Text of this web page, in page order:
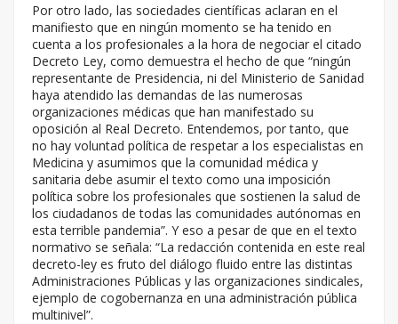
Por otro lado, las sociedades científicas aclaran en el
manifiesto que en ningún momento se ha tenido en
cuenta a los profesionales a la hora de negociar el citado
Decreto Ley, como demuestra el hecho de que “ningún
representante de Presidencia, ni del Ministerio de Sanidad
haya atendido las demandas de las numerosas
organizaciones médicas que han manifestado su
oposición al Real Decreto. Entendemos, por tanto, que
no hay voluntad política de respetar a los especialistas en
Medicina y asumimos que la comunidad médica y
sanitaria debe asumir el texto como una imposición
política sobre los profesionales que sostienen la salud de
los ciudadanos de todas las comunidades autónomas en
esta terrible pandemia”. Y eso a pesar de que en el texto
normativo se señala: “La redacción contenida en este real
decreto-ley es fruto del diálogo fluido entre las distintas
Administraciones Públicas y las organizaciones sindicales,
ejemplo de cogobernanza en una administración pública
multinivel”.